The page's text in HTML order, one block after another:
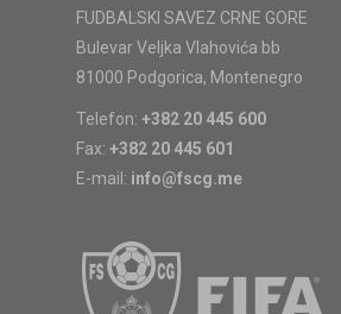
FUDBALSKI SAVEZ CRNE GORE
Bulevar Veljka Vlahovića bb
81000 Podgorica, Montenegro
Telefon: +382 20 445 600
Fax: +382 20 445 601
E-mail: info@fscg.me